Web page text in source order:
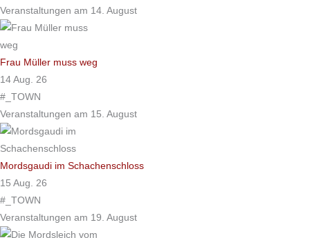
Veranstaltungen am 14. August
Frau Müller muss weg
14 Aug. 26
#_TOWN
Veranstaltungen am 15. August
Mordsgaudi im Schachenschloss
15 Aug. 26
#_TOWN
Veranstaltungen am 19. August